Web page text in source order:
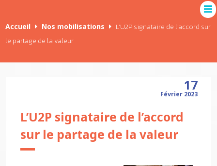
Accueil Nos mobilisations
L’U2P signataire de l’accord sur
le partage de la valeur
17
Février 2023
L’U2P signataire de l’accord
sur le partage de la valeur